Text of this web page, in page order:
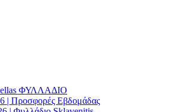
ΦΥΛΛΑΔΙΟ
| Προσφορές Εβδομάδας